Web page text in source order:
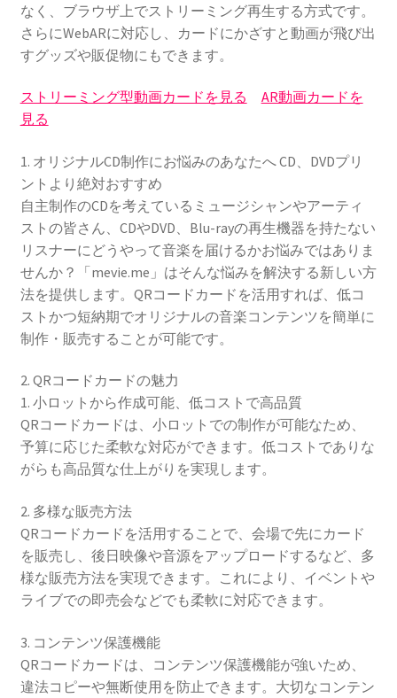
なく、ブラウザ上でストリーミング再生する方式です。
さらにWebARに対応し、カードにかざすと動画が飛び出
すグッズや販促物にもできます。
ストリーミング型動画カードを見る
AR動画カードを
見る
1. オリジナルCD制作にお悩みのあなたへ CD、DVDプリ
ントより絶対おすすめ
自主制作のCDを考えているミュージシャンやアーティ
ストの皆さん、CDやDVD、Blu-rayの再生機器を持たない
リスナーにどうやって音楽を届けるかお悩みではありま
せんか？「mevie.me」はそんな悩みを解決する新しい方
法を提供します。QRコードカードを活用すれば、低コ
ストかつ短納期でオリジナルの音楽コンテンツを簡単に
制作・販売することが可能です。
2. QRコードカードの魅力
1. 小ロットから作成可能、低コストで高品質
QRコードカードは、小ロットでの制作が可能なため、
予算に応じた柔軟な対応ができます。低コストでありな
がらも高品質な仕上がりを実現します。
2. 多様な販売方法
QRコードカードを活用することで、会場で先にカード
を販売し、後日映像や音源をアップロードするなど、多
様な販売方法を実現できます。これにより、イベントや
ライブでの即売会などでも柔軟に対応できます。
3. コンテンツ保護機能
QRコードカードは、コンテンツ保護機能が強いため、
違法コピーや無断使用を防止できます。大切なコンテン